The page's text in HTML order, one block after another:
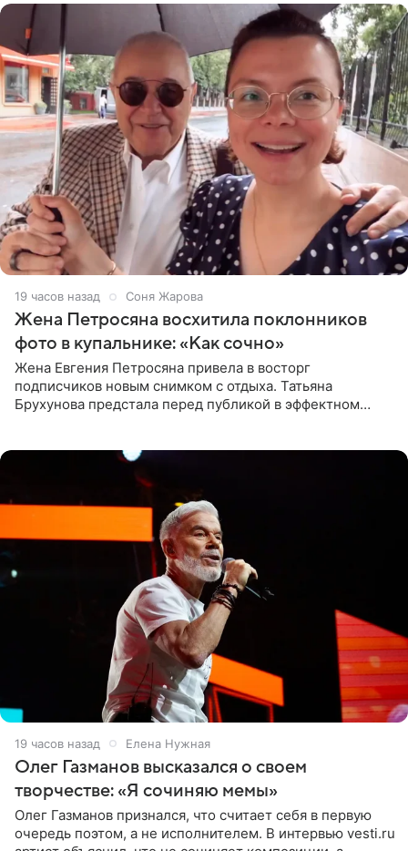
19 часов назад Соня Жарова
Жена Петросяна восхитила поклонников
фото в купальнике: «Как сочно»
Жена Евгения Петросяна привела в восторг
подписчиков новым снимком с отдыха. Татьяна
Брухунова предстала перед публикой в эффектном
19 часов назад Елена Нужная
Олег Газманов высказался о своем
творчестве: «Я сочиняю мемы»
Олег Газманов признался, что считает себя в первую
очередь поэтом, а не исполнителем. В интервью vesti.ru